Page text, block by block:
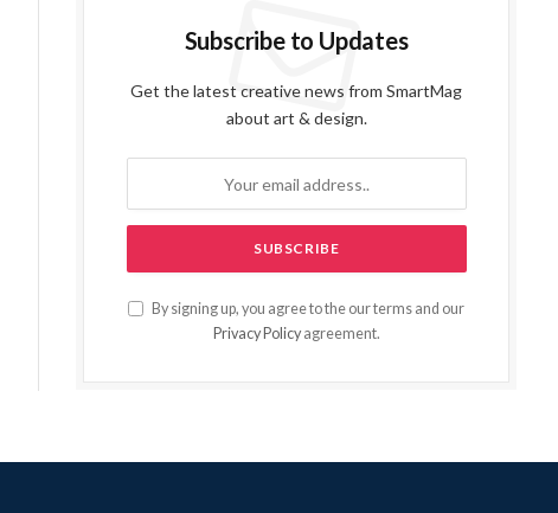
Subscribe to Updates
Get the latest creative news from SmartMag
about art & design.
By signing up, you agree to the our terms and our
Privacy Policyagreement.